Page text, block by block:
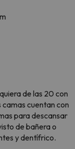
de las 20 con
cuentan con
para descansar
de bañera o
y dentífrico.